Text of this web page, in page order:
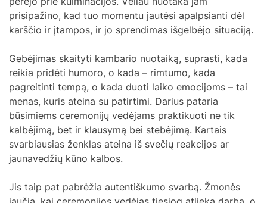
prisipažino, kad tuo momentu jautėsi apalpsianti dėl
karščio ir įtampos, ir jo sprendimas išgelbėjo situaciją.
Gebėjimas skaityti kambario nuotaiką, suprasti, kada
reikia pridėti humoro, o kada – rimtumo, kada
pagreitinti tempą, o kada duoti laiko emocijoms – tai
menas, kuris ateina su patirtimi. Darius pataria
būsimiems ceremonijų vedėjams praktikuoti ne tik
kalbėjimą, bet ir klausymą bei stebėjimą. Kartais
svarbiausias ženklas ateina iš svečių reakcijos ar
jaunavedžių kūno kalbos.
Jis taip pat pabrėžia autentiškumo svarbą. Žmonės